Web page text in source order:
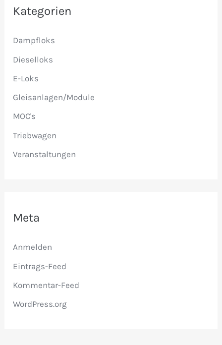
e
n
a
c
h
Kategorien
Dampfloks
Dieselloks
E-Loks
Gleisanlagen/Module
MOC's
Triebwagen
Veranstaltungen
Meta
Anmelden
Eintrags-Feed
Kommentar-Feed
WordPress.org